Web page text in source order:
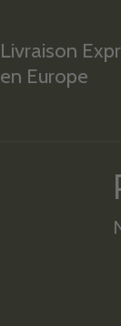
Livraison
en Europe